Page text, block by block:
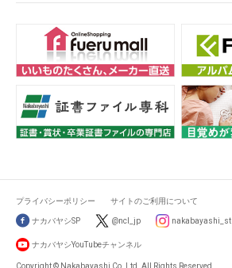
プライバシーポリシー サイトのご利用について
ナカバヤシSP @ncl_jp nakabayashi_st
ナカバヤシYouTubeチャンネル
Copyright © Nakabayashi Co.,Ltd. All Rights Reserved.